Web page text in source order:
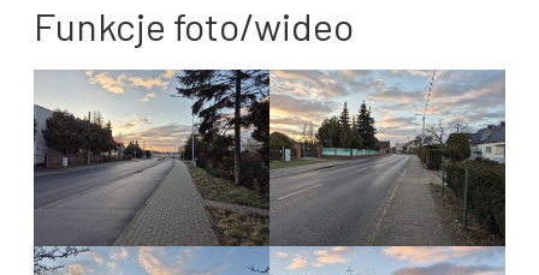
Funkcje foto/wideo